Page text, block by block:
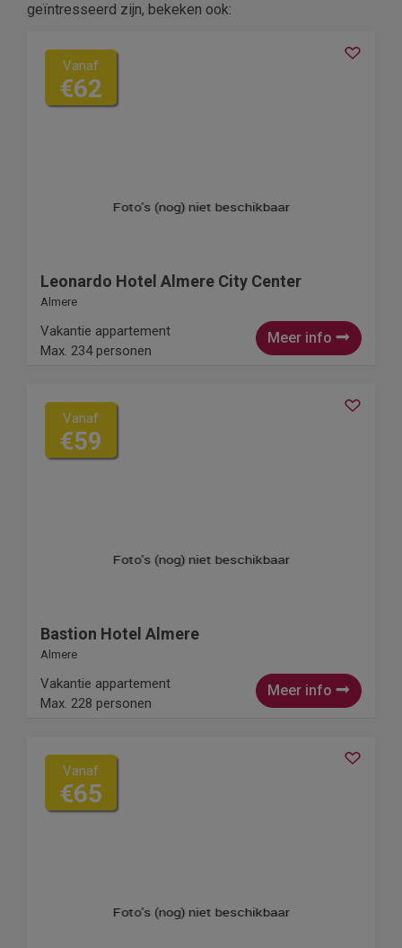
geïntresseerd zijn, bekeken ook:
Vanaf
€62
Leonardo Hotel Almere City Center
Almere
Meer info
Vakantie appartement
Max. 234 personen
Vanaf
€59
Bastion Hotel Almere
Almere
Meer info
Vakantie appartement
Max. 228 personen
Vanaf
€65